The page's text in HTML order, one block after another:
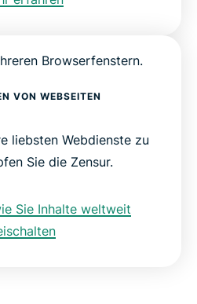
VON WEBSEITEN
liebsten Webdienste zu
Sie die Zensur.
Sie Inhalte weltweit